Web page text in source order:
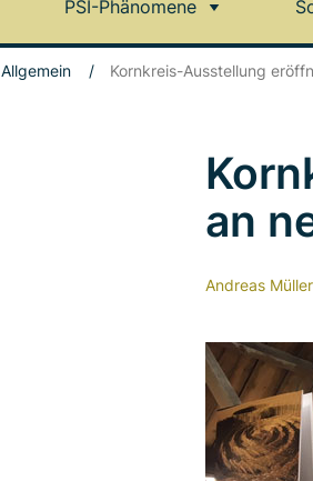
PSI-Phänomene
Allgemein / Kornkreis-Ausstellung
an
Andreas Müller